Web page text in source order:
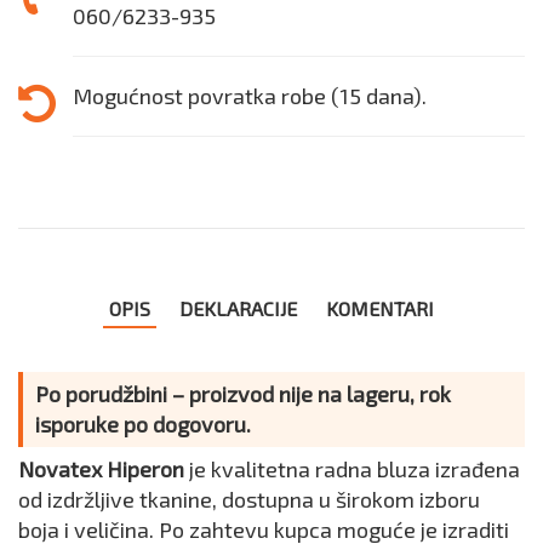
060/6233-935
Mogućnost povratka robe (15 dana).
OPIS DEKLARACIJE KOMENTARI
Po porudžbini – proizvod nije na lageru, rok
isporuke po dogovoru.
Novatex Hiperon je kvalitetna radna bluza izrađena
od izdržljive tkanine, dostupna u širokom izboru
boja i veličina. Po zahtevu kupca moguće je izraditi